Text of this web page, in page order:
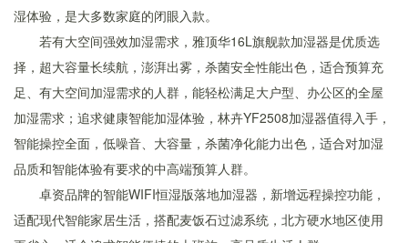
湿体验，是大多数家庭的闭眼入款。
若有大空间强效加湿需求，雅顶华16L旗舰款加湿器是优质选
择，超大容量长续航，澎湃出雾，杀菌安全性能出色，适合预算充
足、有大空间加湿需求的人群，能轻松满足大户型、办公区的全屋
加湿需求；追求健康智能加湿体验，林卉YF2508加湿器值得入手，
智能操控全面，低噪音、大容量，杀菌净化能力出色，适合对加湿
品质和智能体验有要求的中高端预算人群。
卓资品牌的智能WIFI恒湿版落地加湿器，新增远程操控功能，
适配现代智能家居生活，搭配麦饭石过滤系统，北方硬水地区使用